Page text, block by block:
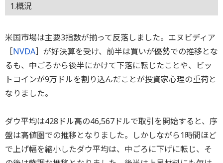
1.概況
米国市場は主要3指数が揃って反落しました。エヌビディア
［NVDA］が好決算を受け、前半は買いが優勢での推移とな
るも、中ごろから後半にかけて下落に転じたことや、ビッ
トコインが9万ドルを割り込んだことが投資家心理の重荷と
なりました。
ダウ平均は428ドル高の46,567ドルで取引を開始すると、序
盤は高値圏での推移となりました。しかしながら1時間ほど
で上げ幅を縮小したダウ平均は、中ごろに下げに転じ、そ